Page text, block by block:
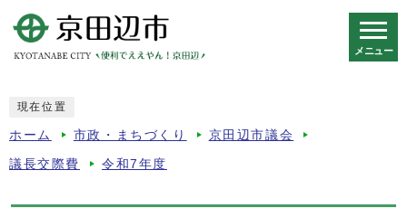
メニュー
現在位置
ホーム 市政・まちづくり 京田辺市議会
議長交際費 令和7年度